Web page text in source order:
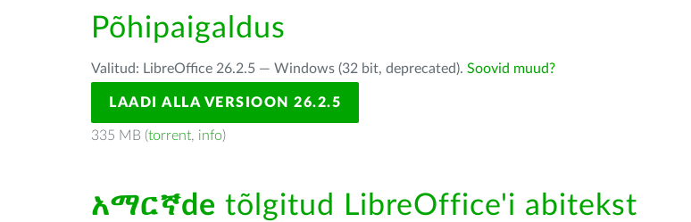
Põhipaigaldus
Valitud: LibreOffice 26.2.5 — Windows (32 bit, deprecated). Soovid muud?
LAADI ALLA VERSIOON 26.2.5
335 MB (torrent, info)
አማርኛde tõlgitud LibreOffice'i abitekst